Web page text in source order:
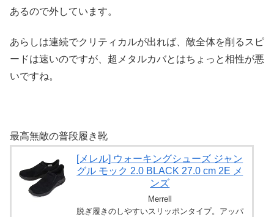
あるので外しています。
あらしは連続でクリティカルが出れば、敵全体を削るスピ
ードは速いのですが、超メタルカバとはちょっと相性が悪
いですね。
最高無敵の普段履き靴
[メレル] ウォーキングシューズ ジャン
グル モック 2.0 BLACK 27.0 cm 2E メ
ンズ
Merrell
脱ぎ履きのしやすいスリッポンタイプ。アッパ